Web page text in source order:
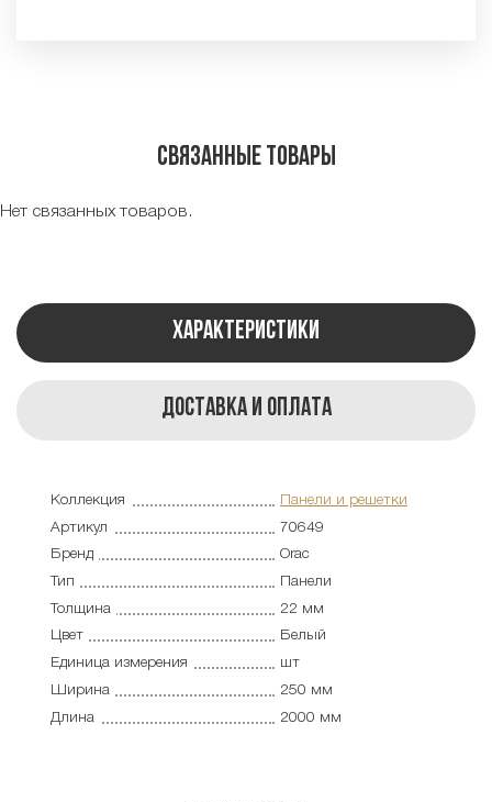
Связанные товары
Нет связанных товаров.
Характеристики
Доставка и оплата
Коллекция
Панели и решетки
Артикул
70649
Бренд
Orac
Тип
Панели
Толщина
22 мм
Цвет
Белый
Единица измерения
шт
Ширина
250 мм
Длина
2000 мм